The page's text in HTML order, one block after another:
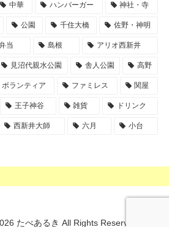
中華 ハンバーガー 神社・寺
公園 千住大橋 佐野・神明
当 島根 アリオ西新井
見沼代親水公園 舎人公園 高野
ボランティア ファミレス 関屋
王子神谷 雑貨 ドリンク
西新井大師 六月 小台
たべあるき All Rights Reserved.